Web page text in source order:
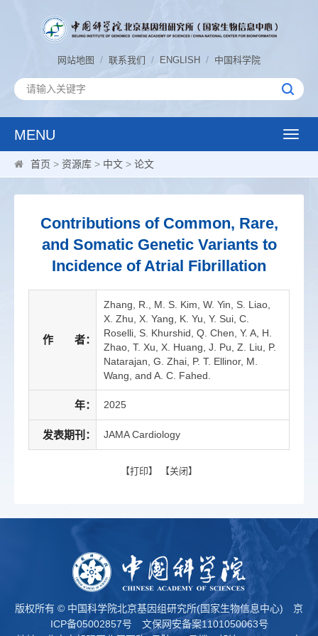
网站地图 / 联系我们 / ENGLISH / 中国科学院
MENU
Toggle
首页 > 资源库 > 中文 > 论文
Contributions of Common, Rare,
and Somatic Genetic Variants to
Incidence of Atrial Fibrillation
作 者：
Zhang, R., M. S. Kim, W. Yin, S. Liao,
X. Zhu, X. Yang, K. Yu, Y. Sui, C.
Roselli, S. Khurshid, Q. Chen, Y. A, H.
Zhao, T. Xu, X. Huang, J. Pu, Z. Liu, P.
Natarajan, G. Zhai, P. T. Ellinor, M.
Wang, and A. C. Fahed.
年： 2025
发表期刊： JAMA Cardiology
【打印】 【关闭 】
版权所有 © 中国科学院北京基因组研究所(国家生物信息中心) 京
ICP备05002857号
文保网安备案1101050063号